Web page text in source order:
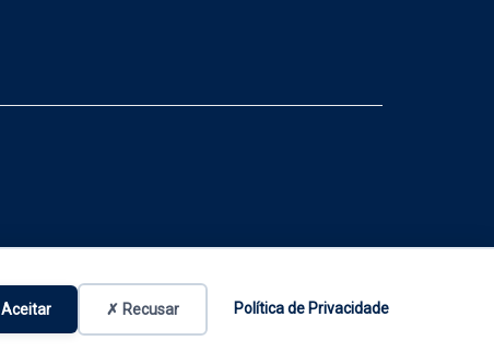
✗ Recusar Política de Privacidade